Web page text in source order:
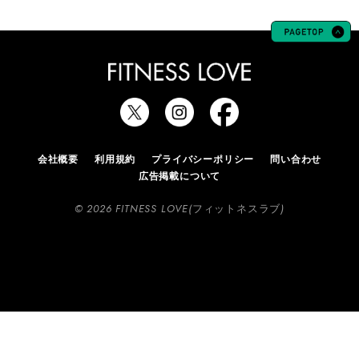
会社概要 利用規約 プライバシーポリシー
問い合わせ
広告掲載について
© 2026 FITNESS LOVE(フィットネスラブ)